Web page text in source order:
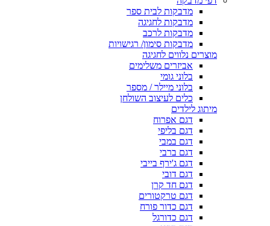
מדבקות לבית ספר
מדבקות לחגיגה
מדבקות לרכב
מדבקות סימון/ רגישויות
מוצרים נלווים לחגיגה
אביזרים משלימים
בלוני גומי
בלוני מיילר / מספר
כלים לעיצוב השולחן
מיתוג לילדים
דגם אפרוח
דגם בליפי
דגם במבי
דגם ברבי
דגם ג'ירף בייבי
דגם דובי
דגם חד קרן
דגם טרקטורים
דגם כדור פורח
דגם כדורגל